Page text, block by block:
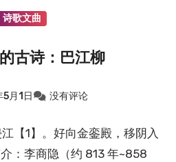
诗歌文曲
古诗：巴江柳
月1日 没有评论
【1】。好向金銮殿，移阴入
：李商隐（约 813 年~858